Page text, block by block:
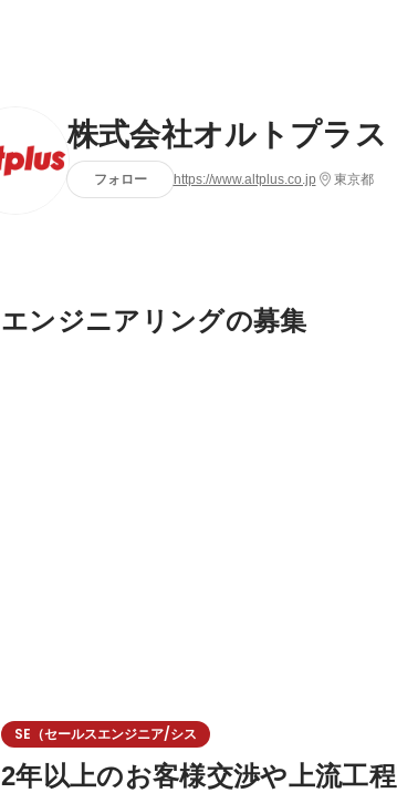
株式会社オルトプラス
フォロー https://www.altplus.co.jp 東京都
エンジニアリングの募集
SE（セールスエンジニア/シス
2年以上のお客様交渉や上流工